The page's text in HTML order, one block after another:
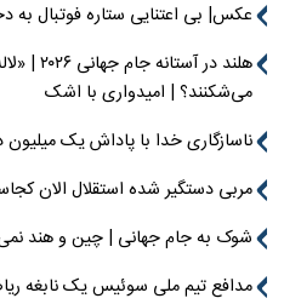
عکس| بی اعتنایی ستاره فوتبال به
هلند در
می‌شکنند؟ | امیدواری با اشک
ناسازگاری خدا با پاداش یک میلیون
مربی دستگیر شده استقلال الان
شوک به جام جهانی | چین و هند
مدافع تیم ملی سوئیس یک نابغه